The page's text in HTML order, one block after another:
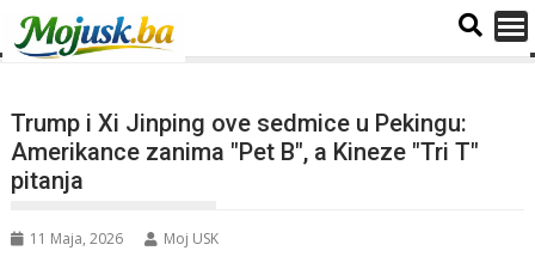
Trump i Xi Jinping ove sedmice u Pekingu:
Amerikance zanima "Pet B", a Kineze "Tri T"
pitanja
11 Maja, 2026 Moj USK